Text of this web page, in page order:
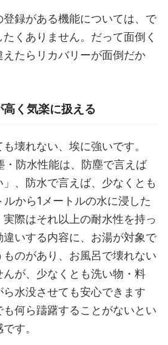
録がある機能については、で
くありません。だって面倒く
たらリカバリーが面倒だか
高く気楽に扱える
壊れない、埃に強いです。
・防水性能は、防塵で言えば
」、防水で言えば、少なくとも
から1メートルの水に浸した
際はそれ以上の耐水性を持っ
いする内容に、お湯が対象で
のがあり、お風呂で壊れない
が、少なくとも洗い物・料
水没させても安心できます
も何ら躊躇することがないとい
す。